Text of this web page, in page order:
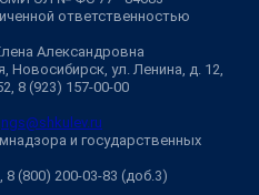
ответственностью
Александровна
Новосибирск, ул. Ленина, д. 12,
8 (923) 157-00-00
ngs@shkulev.ru
и государственных
, 8 (800) 200-03-83 (доб.3)